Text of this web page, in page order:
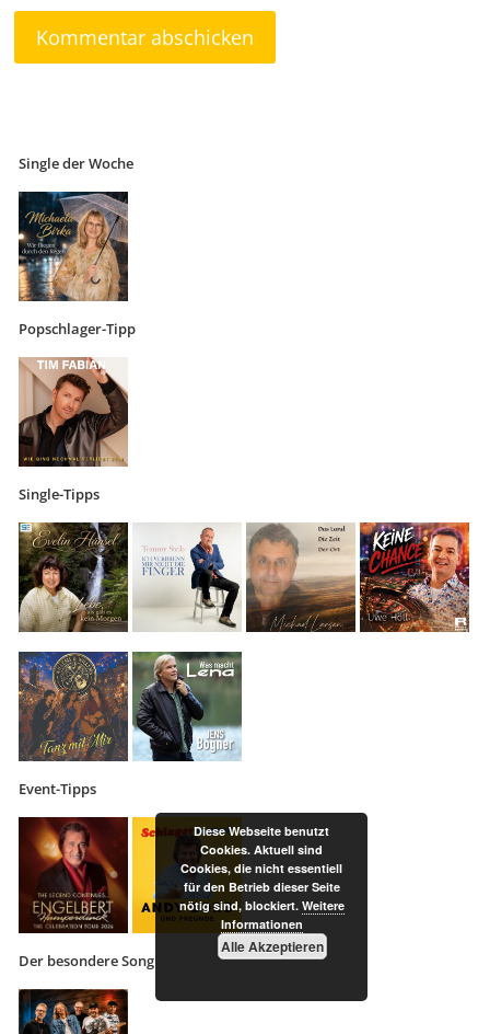
Single der Woche
Popschlager-Tipp
Single-Tipps
Event-Tipps
Der besondere Song
Diese Webseite benutzt
Cookies. Aktuell sind
Cookies, die nicht essentiell
für den Betrieb dieser Seite
nötig sind, blockiert. Weitere
Informationen
Alle Akzeptieren